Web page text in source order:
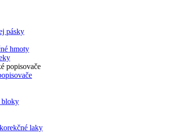
pásky
hmoty
popisovače
bloky
laky